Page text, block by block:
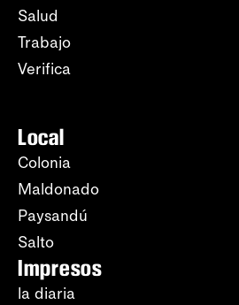
Salud
Trabajo
Verifica
Local
Colonia
Maldonado
Paysandú
Salto
Impresos
la diaria